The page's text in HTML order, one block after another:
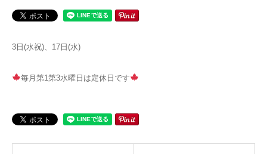
3日(水祝)、17日(水)
毎月第1第3水曜日は定休日です